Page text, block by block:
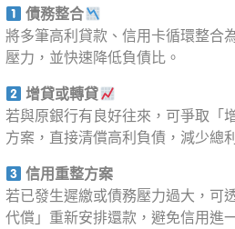
債務整合
將多筆高利貸款、信用卡循環整合
壓力，並快速降低負債比。
增貸或轉貸
若與原銀行有良好往來，可爭取「
方案，直接清償高利負債，減少總
信用重整方案
若已發生遲繳或債務壓力過大，可
代償」重新安排還款，避免信用進